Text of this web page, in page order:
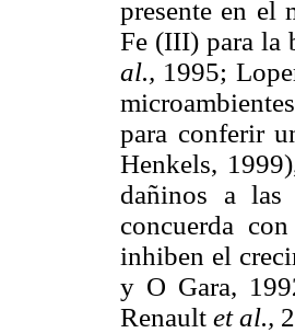
presente en el
Fe (III) para la
al., 1995;
para conferir
Henkels,
dañinos a las
concuerda
inhiben el
y O Gara,
Renault et al.,